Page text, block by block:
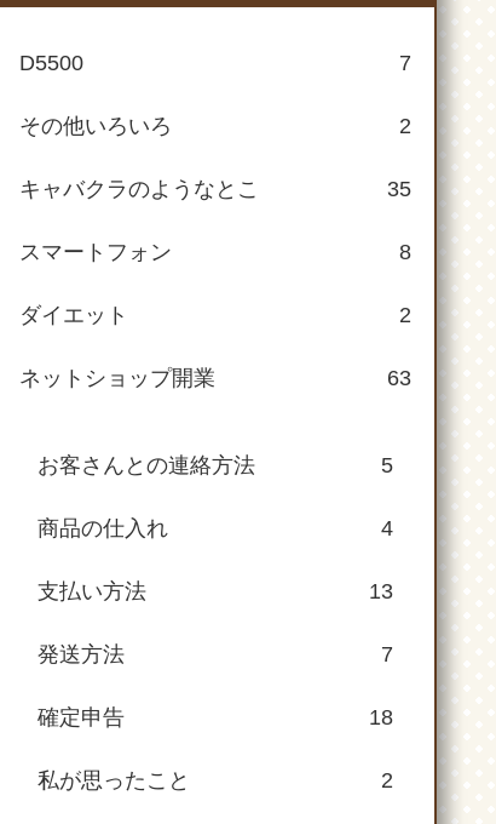
D5500 7
その他いろいろ 2
キャバクラのようなとこ 35
スマートフォン 8
ダイエット 2
ネットショップ開業 63
お客さんとの連絡方法 5
商品の仕入れ 4
支払い方法 13
発送方法 7
確定申告 18
私が思ったこと 2